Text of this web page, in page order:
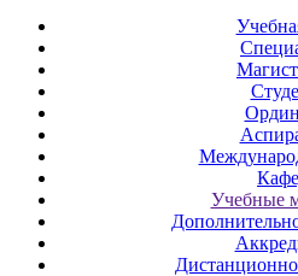
Учебные